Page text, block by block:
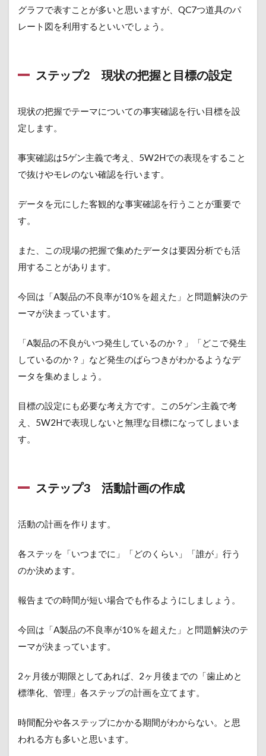
2.8
ステ
今後
の計
3
ま
と
グラフで表すことが多いと思いますが、QC7つ道具のパ
レート図を利用するといいでしょう。
ステップ2 現状の把握と目標の設定
現状の把握でテーマについての事実確認を行い目標を設
定します。
事実確認は5ゲン主義で考え、5W2Hでの表現をすること
で抜けやモレのない確認を行います。
データを元にした客観的な事実確認を行うことが重要で
す。
また、この現場の把握で集めたデータは要因分析でも活
用することがあります。
今回は「A製品の不良率が10％を超えた」と問題解決のテ
ーマが決まっています。
「A製品の不良がいつ発生しているのか？」「どこで発生
しているのか？」など発生のばらつきがわかるようなデ
ータを集めましょう。
目標の設定にも必要な考え方です。この5ゲン主義で考
え、5W2Hで表現しないと無理な目標になってしまいま
す。
ステップ3 活動計画の作成
活動の計画を作ります。
各ステッを「いつまでに」「どのくらい」「誰が」行う
のか決めます。
報告までの時間が短い場合でも作るようにしましょう。
今回は「A製品の不良率が10％を超えた」と問題解決のテ
ーマが決まっています。
2ヶ月後が期限としてあれば、2ヶ月後までの「歯止めと
標準化、管理」各ステップの計画を立てます。
時間配分や各ステップにかかる期間がわからない。と思
われる方も多いと思います。